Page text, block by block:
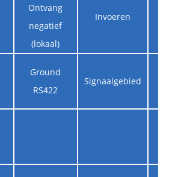
Ontvang
negatief
(lokaal)
Invoeren
Ground
RS422
Signaalgebied
de